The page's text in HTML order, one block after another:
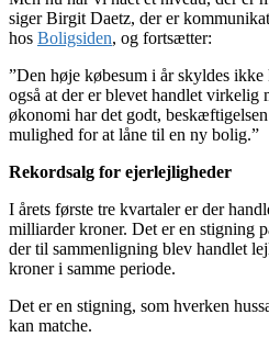
siger Birgit Daetz, der er
hos Boligsiden, og fortsætter:
”Den høje købesum i år skyldes ikke
også at der er blevet handlet virkelig
økonomi har det godt,
mulighed for at låne til en ny bolig.”
Rekordsalg for ejerlejligheder
I årets første tre kvartaler er der
milliarder kroner. Det er en stigning
der til sammenligning blev handlet
kroner i samme periode.
Det er en stigning, som hverken
kan matche.